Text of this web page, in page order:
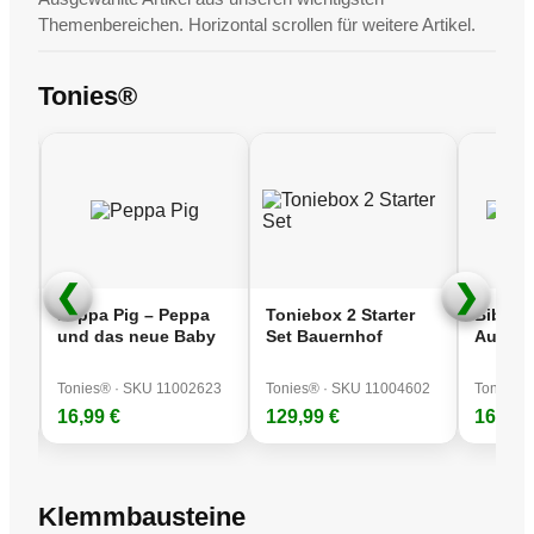
Herbstneuheiten veröffentlicht! Fleischmann
Sortimentserweiterung:
Neu eingetroffen...
29/04/2026
Themenbereichen. Horizontal scrollen für weitere Artikel.
Tonies®
❮
Peppa Pig – Peppa
und das neue Baby
Tonies® · SKU 11002623
16,99 €
Toniebox 2 Starter
Set Bauernhof
Tonies® · SKU 11004602
129,99 €
Bibi
Tonies®
16,99
❯
Klemmbausteine